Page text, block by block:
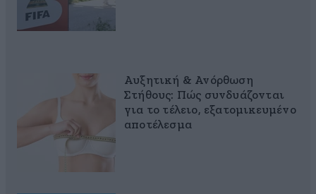
Αυξητική & Ανόρθωση
Στήθους: Πώς συνδυάζονται
για το τέλειο, εξατομικευμένο
αποτέλεσμα